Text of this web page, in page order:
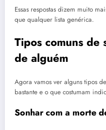
Essas respostas dizem muito
que qualquer lista genérica.
Tipos comuns de
de alguém
Agora vamos ver alguns tipos
bastante e o que costumam
Sonhar com a morte